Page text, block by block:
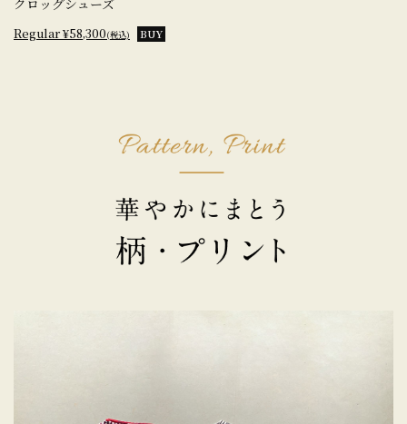
Regular ¥58,300(税込) BUY